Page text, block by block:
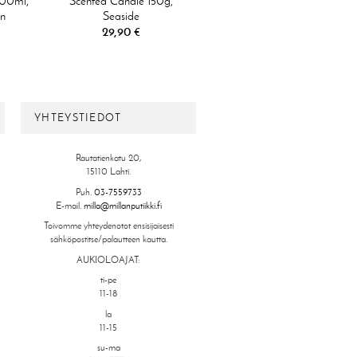
Seaside
29,90 €
YHTEYSTIEDOT
Rautatienkatu 20,
15110 Lahti.
Puh. 03-7559733
E-mail. milla@millanputiikki.fi
Toivomme yhteydenotot ensisijaisesti
sähköpostitse/palautteen kautta.
AUKIOLOAJAT:
ti-pe
11-18
la
11-15
su-ma